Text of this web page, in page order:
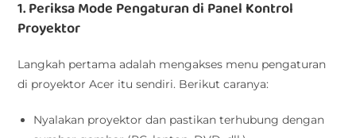
1. Periksa Mode Pengaturan di Panel Kontrol
Proyektor
Langkah pertama adalah mengakses menu pengaturan
di proyektor Acer itu sendiri. Berikut caranya:
Nyalakan proyektor dan pastikan terhubung dengan